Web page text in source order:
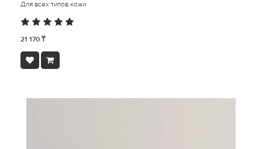
Для всех типов кожи
21 170 ₸